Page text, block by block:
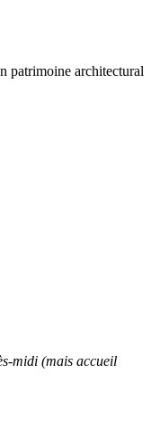
patrimoine architectural
midi (mais accueil